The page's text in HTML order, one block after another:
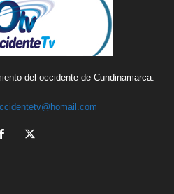
del occidente de Cundinamarca.